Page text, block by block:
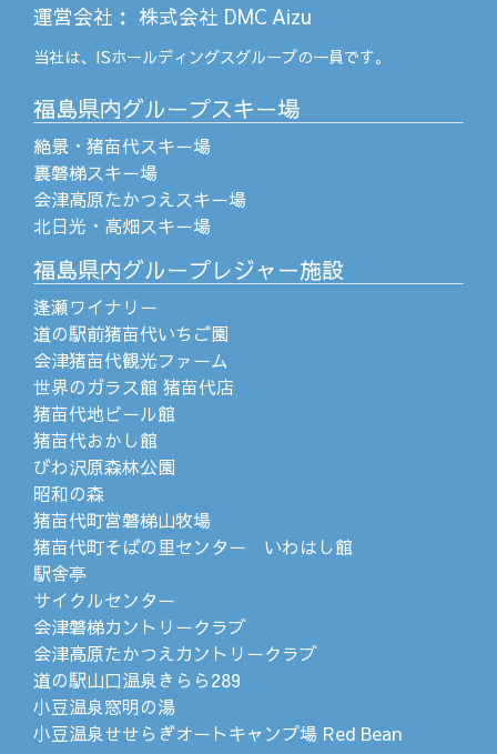
運営会社 ： 株式会社 DMC Aizu
当社は、 ISホールディングスグループの一員です。
福島県内グループスキー場
絶景・猪苗代スキー場
裏磐梯スキー場
会津高原たかつえスキー場
北日光・高畑スキー場
福島県内グループレジャー施設
逢瀬ワイナリー
道の駅前猪苗代いちご園
会津猪苗代観光ファーム
世界のガラス館 猪苗代店
猪苗代地ビール館
猪苗代おかし館
びわ沢原森林公園
昭和の森
猪苗代町営磐梯山牧場
猪苗代町そばの里センター いわはし館
駅舎亭
サイクルセンター
会津磐梯カントリークラブ
会津高原たかつえカントリークラブ
道の駅山口温泉きらら289
小豆温泉窓明の湯
小豆温泉せせらぎオートキャンプ場 Red Bean